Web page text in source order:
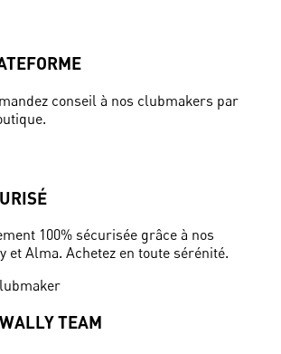
conseil à nos clubmakers par
100% sécurisée grâce à nos
et Alma. Achetez en toute sérénité.
TEAM